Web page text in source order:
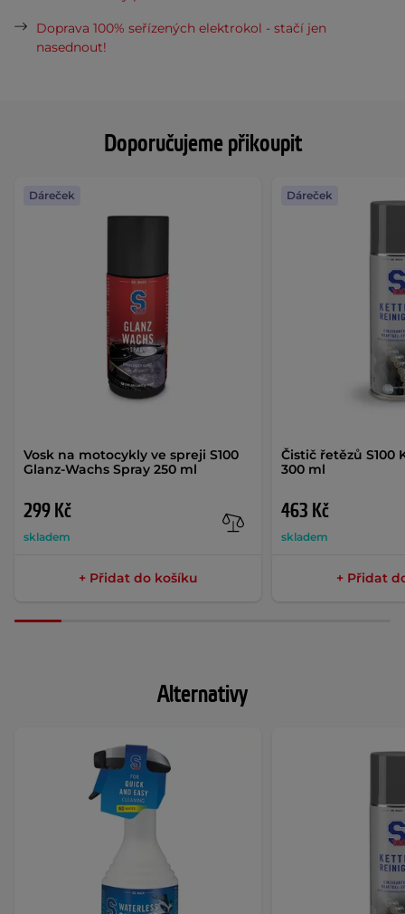
Doporučujeme přikoupit
Vosk na motocykly ve spreji S100
Glanz-Wachs Spray 250 ml
299 Kč
skladem
Dáreček
+ Přidat do košíku
Čistič řetězů S100
300 ml
463 Kč
skladem
Dáreček
+ Přidat
Doprava 100% seřízených elektrokol - stačí jen
nasednout!
Alternativy